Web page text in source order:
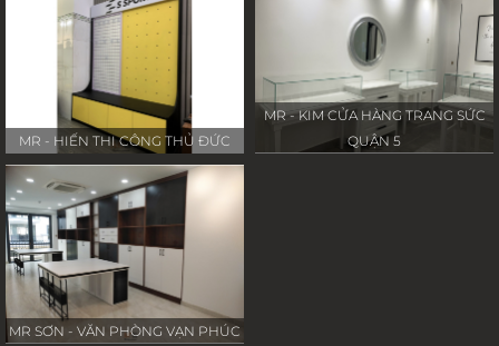
MR - HIẾN THI CÔNG THỦ ĐỨC
MR - KIM CỬA HÀNG TRANG SỨC
QUẬN 5
MR SƠN - VĂN PHÒNG VẠN PHÚC